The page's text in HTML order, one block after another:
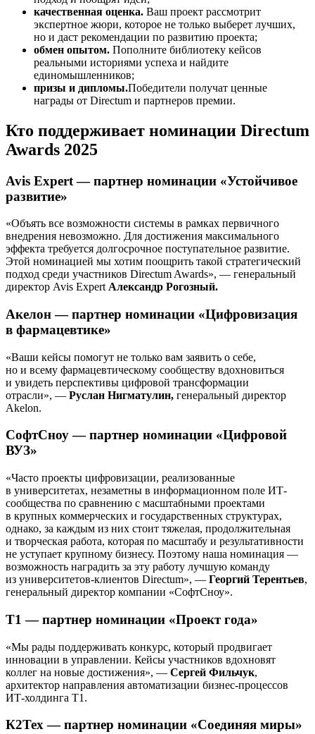
качественная оценка. Ваш проект рассмотрит
экспертное жюри, которое не только выберет лучших,
но и даст рекомендации по развитию проекта;
обмен опытом. Пополните библиотеку кейсов
реальными историями успеха и найдите
единомышленников;
призы и дипломы.Победители получат ценные
награды от Directum и партнеров премии.
Кто поддерживает номинации Directum
Awards 2025
Avis Expert — партнер номинации «Устойчивое
развитие»
«Объять все возможности системы в рамках первичного
внедрения невозможно. Для достижения максимального
эффекта требуется долгосрочное поступательное развитие.
Этой номинацией мы хотим поощрить такой стратегический
подход среди участников Directum Awards», — генеральный
директор Avis Expert Александр Рогозный.
Акелон — партнер номинации «Цифровизация
в фармацевтике»
«Ваши кейсы помогут не только вам заявить о себе,
но и всему фармацевтическому сообществу вдохновиться
и увидеть перспективы цифровой трансформации
отрасли», — Руслан Нигматулин, генеральный директор
Akelon.
СофтСноу — партнер номинации «Цифровой
ВУЗ»
«Часто проекты цифровизации, реализованные
в университетах, незаметны в информационном поле ИТ-
сообщества по сравнению с масштабными проектами
в крупных коммерческих и государственных структурах,
однако, за каждым из них стоит тяжелая, продолжительная
и творческая работа, которая по масштабу и результативности
не уступает крупному бизнесу. Поэтому наша номинация —
возможность наградить за эту работу лучшую команду
из университетов-клиентов Directum», — Георгий Терентьев,
генеральный директор компании «СофтСноу».
Т1 — партнер номинации «Проект года»
«Мы рады поддерживать конкурс, который продвигает
инновации в управлении. Кейсы участников вдохновят
коллег на новые достижения», — Сергей Фильчук,
архитектор направления автоматизации бизнес-процессов
ИТ-холдинга Т1.
К2Тех — партнер номинации «Соединяя миры»